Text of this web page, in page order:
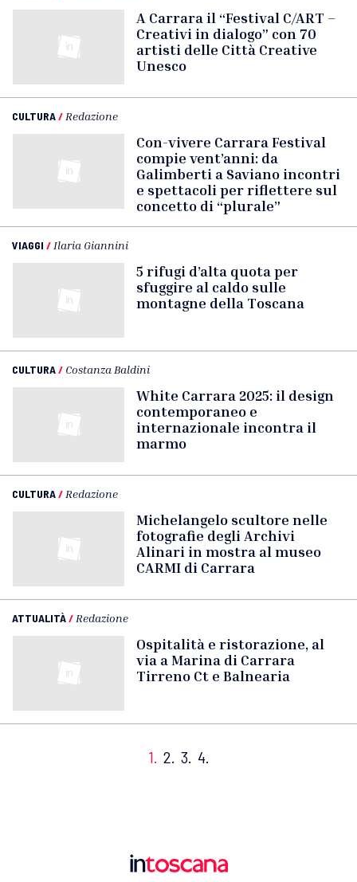
A Carrara il “Festival C/ART –
Creativi in dialogo” con 70
artisti delle Città Creative
Unesco
CULTURA/ Redazione
Con-vivere Carrara Festival
compie vent’anni: da
Galimberti a Saviano incontri
e spettacoli per riflettere sul
concetto di “plurale”
VIAGGI / Ilaria Giannini
5 rifugi d’alta quota per
sfuggire al caldo sulle
montagne della Toscana
CULTURA/ Costanza Baldini
White Carrara 2025: il design
contemporaneo e
internazionale incontra il
marmo
CULTURA/ Redazione
Michelangelo scultore nelle
fotografie degli Archivi
Alinari in mostra al museo
CARMI di Carrara
ATTUALITÀ/ Redazione
Ospitalità e ristorazione, al
via a Marina di Carrara
Tirreno Ct e Balnearia
1. 2. 3. 4.